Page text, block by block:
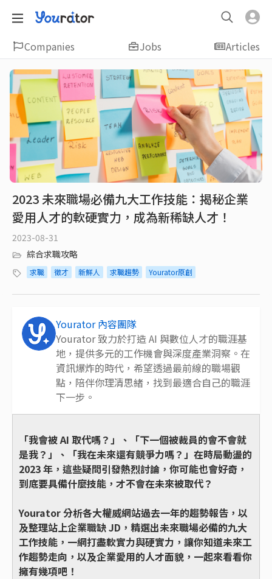
Companies Jobs Articles
2023 未來職場必備九大工作技能：揭秘企業
愛用人才的軟硬實力，成為新稀缺人才！
2023-08-31
綜合求職攻略
求職 徵才 新鮮人 求職趨勢 Yourator原創
Yourator 內容團隊
Yourator 致力於打造 AI 與數位人才的職涯基
地，提供多元的工作機會與深度產業洞察。在
資訊爆炸的時代，希望透過最前線的職場觀
點，陪伴你理清思緒，找到最適合自己的職涯
下一步。
「我會被 AI 取代嗎？」、「下一個被裁員的會不會就
是我？」、「我在未來還有競爭力嗎？」在時局動盪的
2023 年，這些疑問引發熱烈討論，你可能也會好奇，
到底要具備什麼技能，才不會在未來被取代？
Yourator 分析各大權威網站過去一年的趨勢報告，以
及整理站上企業職缺 JD，精選出未來職場必備的九大
工作技能，一網打盡軟實力與硬實力，讓你知道未來工
作趨勢走向，以及企業愛用的人才面貌，一起來看看你
擁有幾項吧！